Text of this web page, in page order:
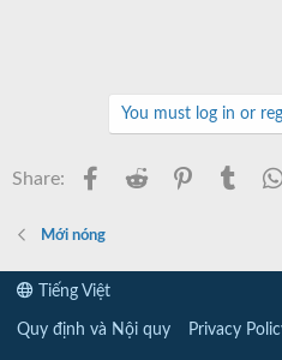
You must log in or
Share: Facebook
Reddit Pinterest
Mới nóng
Tiếng Việt
Quy định và Nội quy Privacy